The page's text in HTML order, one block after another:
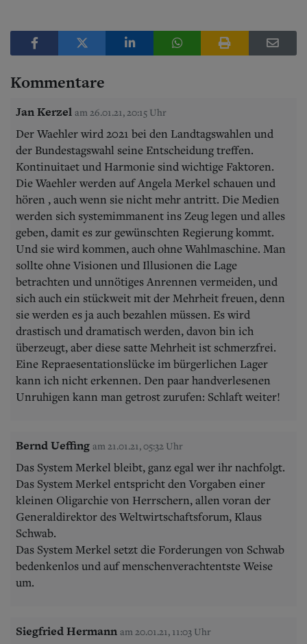
Kommentare
Jan Kerzel am 26.01.21, 20:15 Uhr
Der Waehler wird 2021 bei den Landtagswahlen und
der Bundestagswahl seine Entscheidung treffen.
Kontinuitaet und Harmonie sind wichtige Faktoren.
Die Waehler werden auf Angela Merkel schauen und
hören , auch wenn sie nicht mehr antritt. Die Medien
werden sich systemimmanent ins Zeug legen und alles
geben, damit es zur gewünschten Regierung kommt.
Und sie wird kommen, auch ohne Wahlmaschine. Man
sollte ohne Visionen und Illusionen die Lage
betrachten und unnötiges Anrennen vermeiden, und
sich auch ein stückweit mit der Mehrheit freuen, denn
sie werden es ja auch bezahlen müssen. Es wird
drastisch und dramatisch werden, davon bin ich
überzeugt, aber diese satte Mehrheit ist schmerzfrei.
Eine Repraesentationslücke im bürgerlichen Lager
kann ich nicht erkennen. Den paar handverlesenen
Unruhigen kann man getrost zurufen: Schlaft weiter!
Bernd Ueffing am 21.01.21, 05:32 Uhr
Das System Merkel bleibt, ganz egal wer ihr nachfolgt.
Das System Merkel entspricht den Vorgaben einer
kleinen Oligarchie von Herrschern, allen voran der
Generaldirektor des Weltwirtschaftsforum, Klaus
Schwab.
Das System Merkel setzt die Forderungen von Schwab
bedenkenlos und auf menschenverachtentste Weise
um.
Siegfried Hermann am 20.01.21, 11:03 Uhr